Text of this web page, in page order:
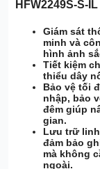
HFW2249S-S-IL
Giám sát
minh và
hình ảnh
Tiết kiệm
thiểu dây
Bảo vệ tối
nhập, bảo
đêm giúp
gian.
Lưu trữ
đảm bảo
mà không
ngoài.